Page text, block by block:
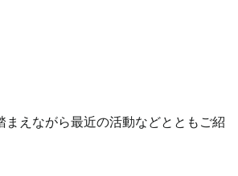
えながら最近の活動などとともご紹